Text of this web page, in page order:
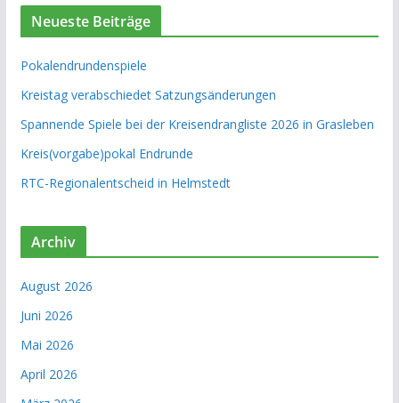
Neueste Beiträge
Pokalendrundenspiele
Kreistag verabschiedet Satzungsänderungen
Spannende Spiele bei der Kreisendrangliste 2026 in Grasleben
Kreis(vorgabe)pokal Endrunde
RTC-Regionalentscheid in Helmstedt
Archiv
August 2026
Juni 2026
Mai 2026
April 2026